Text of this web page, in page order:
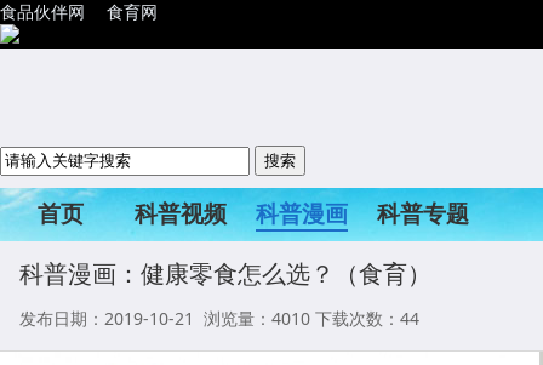
食品伙伴网 食育网
首页 科普视频 科普漫画
科普专题
科普活动
科普漫画：健康零食怎么选？（食育）
发布日期：2019-10-21 浏览量： 4010 下载次数：44